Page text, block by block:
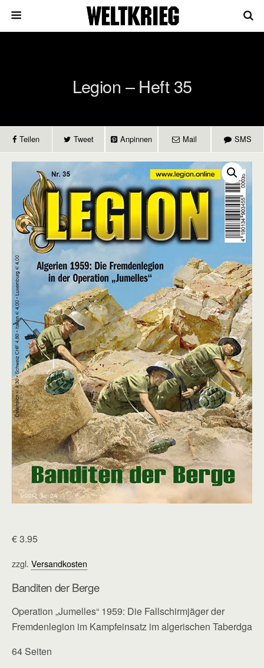
Legion – Heft 35
Teilen Tweet Anpinnen Mail SMS
€3.95
zzgl. Versandkosten
Banditen der Berge
Operation „Jumelles“ 1959: Die Fallschirmjäger der
Fremdenlegion im Kampfeinsatz im algerischen Taberdga
64 Seiten